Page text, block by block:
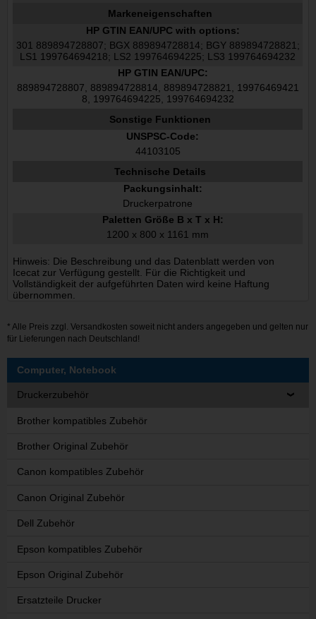
Markeneigenschaften
HP GTIN EAN/UPC with options:
301 889894728807; BGX 889894728814; BGY 889894728821;
LS1 199764694218; LS2 199764694225; LS3 199764694232
HP GTIN EAN/UPC:
889894728807, 889894728814, 889894728821, 19976469421
8, 199764694225, 199764694232
Sonstige Funktionen
UNSPSC-Code:
44103105
Technische Details
Packungsinhalt:
Druckerpatrone
Paletten Größe B x T x H:
1200 x 800 x 1161 mm
Hinweis: Die Beschreibung und das Datenblatt werden von
Icecat zur Verfügung gestellt. Für die Richtigkeit und
Vollständigkeit der aufgeführten Daten wird keine Haftung
übernommen.
* Alle Preis zzgl. Versandkosten soweit nicht anders angegeben und gelten nur
für Lieferungen nach Deutschland!
Computer, Notebook
Druckerzubehör
Brother kompatibles Zubehör
Brother Original Zubehör
Canon kompatibles Zubehör
Canon Original Zubehör
Dell Zubehör
Epson kompatibles Zubehör
Epson Original Zubehör
Ersatzteile Drucker